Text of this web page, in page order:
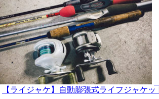
【ライジャケ】自動膨張式ライフジャケ